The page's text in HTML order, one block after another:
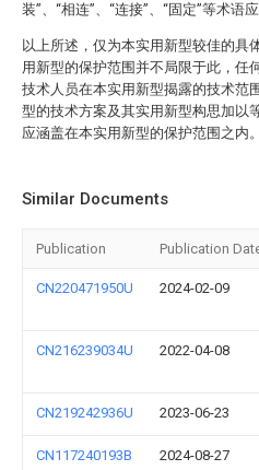
装”、“相连”、“连接”、“固定”等术语
以上所述，仅为本实用新型较佳的具
用新型的保护范围并不局限于此，任
技术人员在本实用新型揭露的技术范
型的技术方案及其实用新型构思加以
应涵盖在本实用新型的保护范围之内。
Similar Documents
Publication Publication
CN220471950U 2024-02-09
CN216239034U 2022-04-08
CN219242936U 2023-06-23
CN117240193B 2024-08-27